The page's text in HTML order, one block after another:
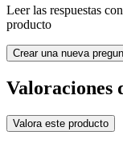
Leer las respuestas
producto
Crear una nueva
Valoraciones
Valora este producto